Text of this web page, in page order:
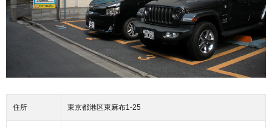
住所 東京都港区東麻布1-25